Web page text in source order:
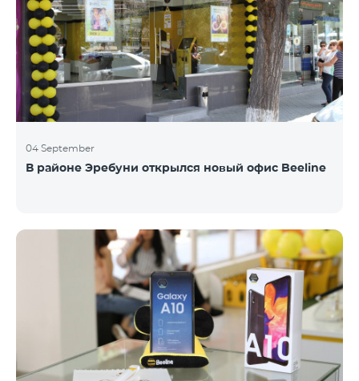
04 September
В районе Эребуни открылся новый офис Beeline